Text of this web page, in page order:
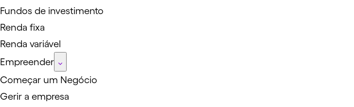
Fundos de investimento
Renda fixa
Renda variável
Empreender
Começar um Negócio
Gerir a empresa